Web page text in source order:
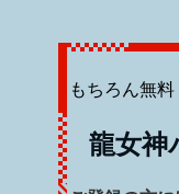
もちろん無料
龍女神